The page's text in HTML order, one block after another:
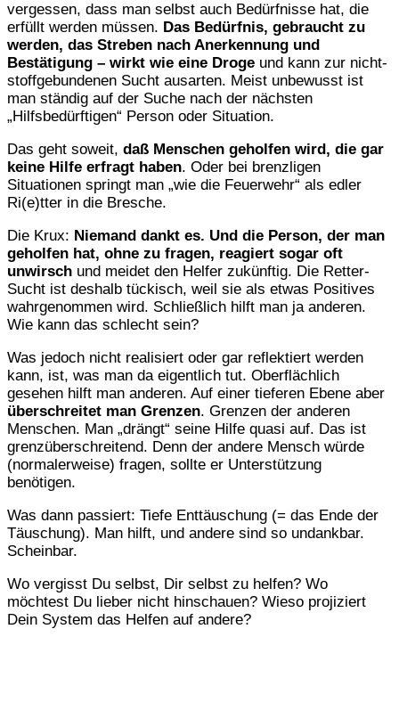
vergessen, dass man selbst auch Bedürfnisse hat, die
erfüllt werden müssen. Das Bedürfnis, gebraucht zu
werden, das Streben nach Anerkennung und
Bestätigung – wirkt wie eine Droge und kann zur nicht-
stoffgebundenen Sucht ausarten. Meist unbewusst ist
man ständig auf der Suche nach der nächsten
„Hilfsbedürftigen“ Person oder Situation.
Das geht soweit, daß Menschen geholfen wird, die gar
keine Hilfe erfragt haben. Oder bei brenzligen
Situationen springt man „wie die Feuerwehr“ als edler
Ri(e)tter in die Bresche.
Die Krux: Niemand dankt es. Und die Person, der man
geholfen hat, ohne zu fragen, reagiert sogar oft
unwirsch und meidet den Helfer zukünftig. Die Retter-
Sucht ist deshalb tückisch, weil sie als etwas Positives
wahrgenommen wird. Schließlich hilft man ja anderen.
Wie kann das schlecht sein?
Was jedoch nicht realisiert oder gar reflektiert werden
kann, ist, was man da eigentlich tut. Oberflächlich
gesehen hilft man anderen. Auf einer tieferen Ebene aber
überschreitet man Grenzen. Grenzen der anderen
Menschen. Man „drängt“ seine Hilfe quasi auf. Das ist
grenzüberschreitend. Denn der andere Mensch würde
(normalerweise) fragen, sollte er Unterstützung
benötigen.
Was dann passiert: Tiefe Enttäuschung (= das Ende der
Täuschung). Man hilft, und andere sind so undankbar.
Scheinbar.
Wo vergisst Du selbst, Dir selbst zu helfen? Wo
möchtest Du lieber nicht hinschauen? Wieso projiziert
Dein System das Helfen auf andere?